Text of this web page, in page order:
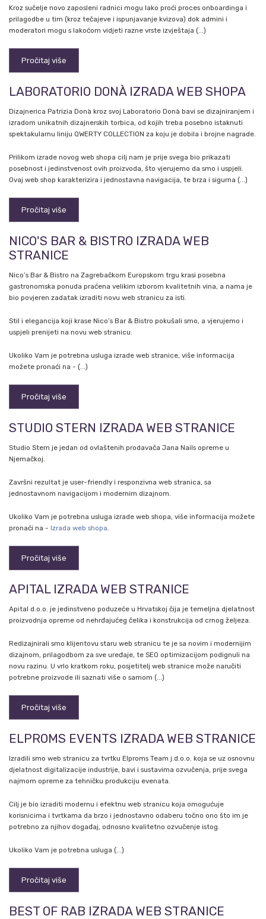
Kroz sučelje novo zaposleni radnici mogu lako proći proces onboardinga i
prilagodbe u tim (kroz tečajeve i ispunjavanje kvizova) dok admini i
moderatori mogu s lakoćom vidjeti razne vrste izvještaja (...)
Pročitaj više
LABORATORIO DONÀ IZRADA WEB SHOPA
Dizajnerica Patrizia Donà kroz svoj Laboratorio Donà bavi se dizajniranjem i
izradom unikatnih dizajnerskih torbica, od kojih treba posebno istaknuti
spektakularnu liniju QWERTY COLLECTION za koju je dobila i brojne nagrade.
Prilikom izrade novog web shopa cilj nam je prije svega bio prikazati
posebnost i jedinstvenost ovih proizvoda, što vjerujemo da smo i uspjeli.
Ovaj web shop karakterizira i jednostavna navigacija, te brza i sigurna (...)
Pročitaj više
NICO'S BAR & BISTRO IZRADA WEB
STRANICE
Nico’s Bar & Bistro na Zagrebačkom Europskom trgu krasi posebna
gastronomska ponuda praćena velikim izborom kvalitetnih vina, a nama je
bio povjeren zadatak izraditi novu web stranicu za isti.
Stil i elegancija koji krase Nico’s Bar & Bistro pokušali smo, a vjerujemo i
uspjeli prenijeti na novu web stranicu.
Ukoliko Vam je potrebna usluga izrade web stranice, više informacija
možete pronaći na - (...)
Pročitaj više
STUDIO STERN IZRADA WEB STRANICE
Studio Stern je jedan od ovlaštenih prodavača Jana Nails opreme u
Njemačkoj.
Završni rezultat je user-friendly i responzivna web stranica, sa
jednostavnom navigacijom i modernim dizajnom.
Ukoliko Vam je potrebna usluga izrade web shopa, više informacija možete
pronaći na - Izrada web shopa.
Pročitaj više
APITAL IZRADA WEB STRANICE
Apital d.o.o. je jedinstveno poduzeće u Hrvatskoj čija je temeljna djelatnost
proizvodnja opreme od nehrđajućeg čelika i konstrukcija od crnog željeza.
Redizajnirali smo klijentovu staru web stranicu te je sa novim i modernijim
dizajnom, prilagodbom za sve uređaje, te SEO optimizacijom podignuli na
novu razinu. U vrlo kratkom roku, posjetitelj web stranice može naručiti
potrebne proizvode ili saznati više o samom (...)
Pročitaj više
ELPROMS EVENTS IZRADA WEB STRANICE
Izradili smo web stranicu za tvrtku Elproms Team j.d.o.o. koja se uz osnovnu
djelatnost digitalizacije industrije, bavi i sustavima ozvučenja, prije svega
najmom opreme za tehničku produkciju evenata.
Cilj je bio izraditi modernu i efektnu web stranicu koja omogućuje
korisnicima i tvrtkama da brzo i jednostavno odaberu točno ono što im je
potrebno za njihov događaj, odnosno kvalitetno ozvučenje istog.
Ukoliko Vam je potrebna usluga (...)
Pročitaj više
BEST OF RAB IZRADA WEB STRANICE